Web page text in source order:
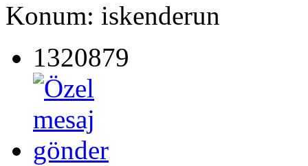
Konum: iskenderun
1320879